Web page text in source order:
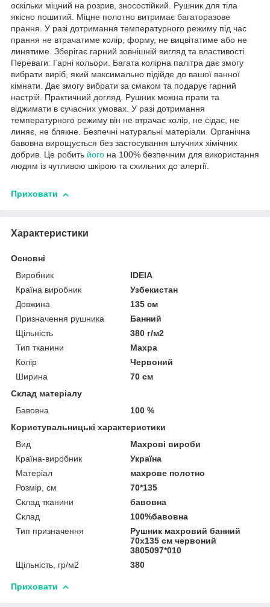
оскільки міцний на розрив, зносостійкий. Рушник для тіла
якісно пошитий. Міцне полотно витримає багаторазове
прання. У разі дотримання температурного режиму під час
прання не втрачатиме колір, форму, не вицвітатиме або не
линятиме. Зберігає гарний зовнішній вигляд та властивості.
Переваги: Гарні кольори. Багата колірна палітра дає змогу
вибрати виріб, який максимально підійде до вашої ванної
кімнати. Дає змогу вибрати за смаком та подарує гарний
настрій. Практичний догляд. Рушник можна прати та
віджимати в сучасних умовах. У разі дотримання
температурного режиму він не втрачає колір, не сідає, не
линяє, не блякне. Безпечні натуральні матеріали. Органічна
бавовна вирощується без застосування штучних хімічних
добрив. Це робить його на 100% безпечним для використання
людям із чутливою шкірою та схильних до алергії.
Приховати
Характеристики
Основні
Виробник
IDEIA
Країна виробник
Узбекистан
Довжина
135 см
Призначення рушника
Банний
Щільність
380 г/м2
Тип тканини
Махра
Колір
Червоний
Ширина
70 см
Склад матеріалу
Бавовна
100 %
Користувальницькі характеристики
Вид
Махрові вироби
Країна-виробник
Україна
Матеріал
махрове полотно
Розмір, см
70*135
Склад тканини
бавовна
Склад
100%бавовна
Тип призначення
Рушник махровий банний
70х135 см червоний
3805097*010
Щільність, гр/м2
380
Приховати